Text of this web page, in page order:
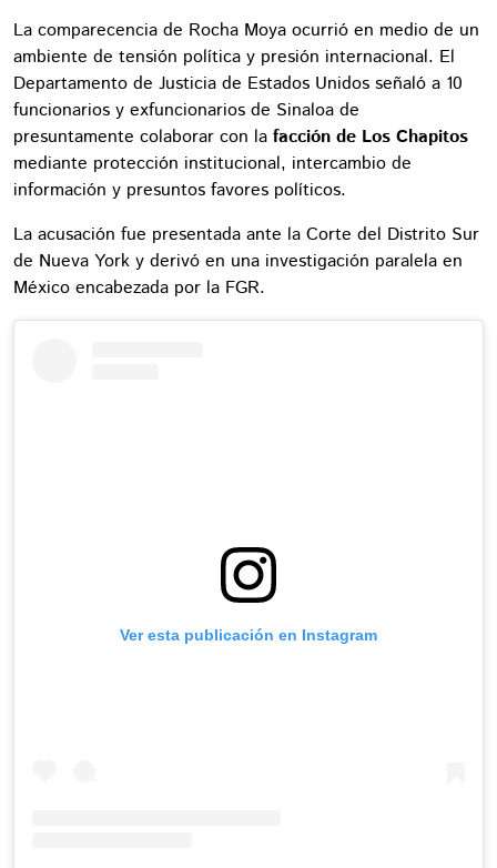
La comparecencia de Rocha Moya ocurrió en medio de un
ambiente de tensión política y presión internacional. El
Departamento de Justicia de Estados Unidos señaló a 10
funcionarios y exfuncionarios de Sinaloa de
presuntamente colaborar con la facción de Los Chapitos
mediante protección institucional, intercambio de
información y presuntos favores políticos.
La acusación fue presentada ante la Corte del Distrito Sur
de Nueva York y derivó en una investigación paralela en
México encabezada por la FGR.
Ver esta publicación en Instagram